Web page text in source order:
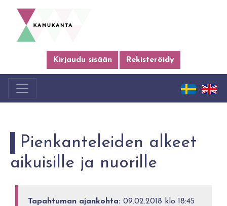
Kirjaudu sisään Rekisteröidy
Pienkanteleiden alkeet
aikuisille ja nuorille
Tapahtuman ajankohta: 09.02.2018 klo 18:45